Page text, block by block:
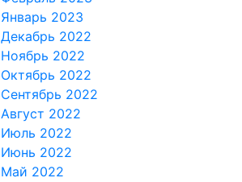
Январь 2023
Декабрь 2022
Ноябрь 2022
Октябрь 2022
Сентябрь 2022
Август 2022
Июль 2022
Июнь 2022
Май 2022